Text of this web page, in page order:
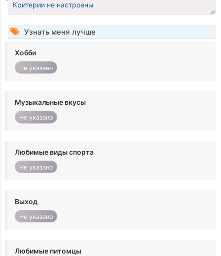
Критерии не настроены
Узнать меня лучше
Хобби
Не указано
Музыкальные вкусы
Не указано
Любимые виды спорта
Не указано
Выход
Не указано
Любимые питомцы